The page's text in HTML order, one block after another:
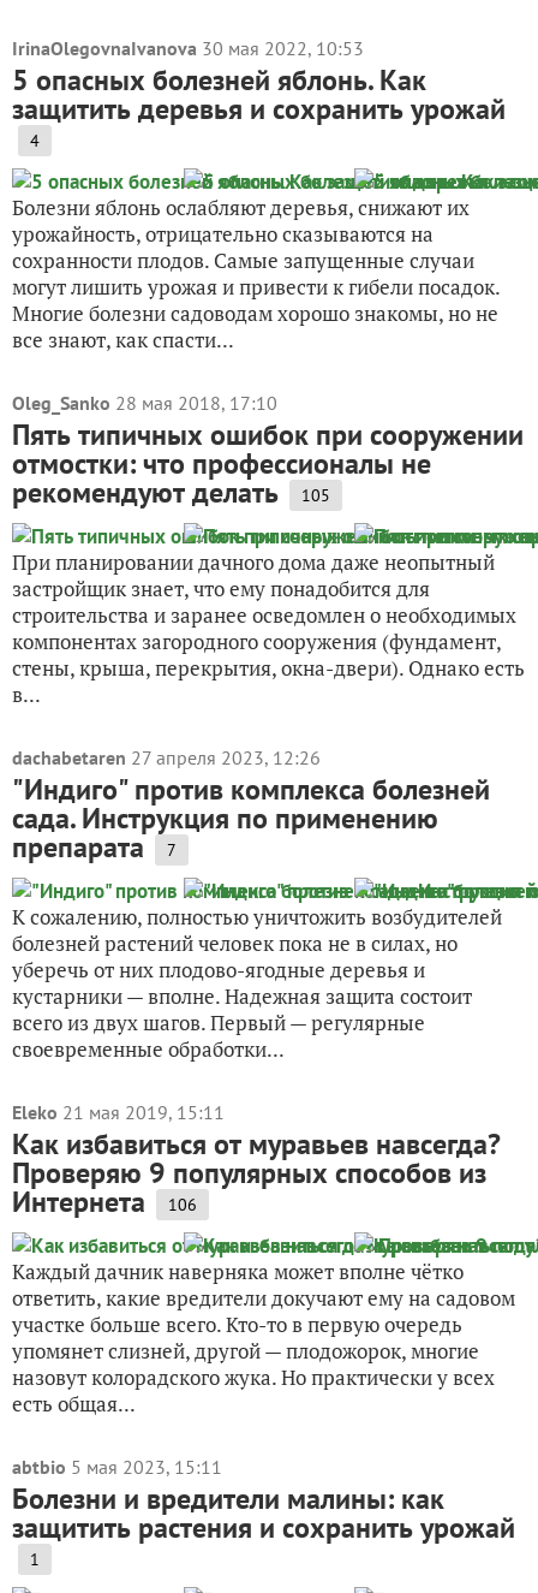
IrinaOlegovnaIvanova 30 мая 2022, 10:53
5 опасных болезней яблонь. Как
защитить деревья и сохранить урожай
4
Болезни яблонь ослабляют деревья, снижают их
урожайность, отрицательно сказываются на
сохранности плодов. Самые запущенные случаи
могут лишить урожая и привести к гибели посадок.
Многие болезни садоводам хорошо знакомы, но не
все знают, как спасти...
Oleg_Sanko 28 мая 2018, 17:10
Пять типичных ошибок при сооружении
отмостки: что профессионалы не
рекомендуют делать 105
При планировании дачного дома даже неопытный
застройщик знает, что ему понадобится для
строительства и заранее осведомлен о необходимых
компонентах загородного сооружения (фундамент,
стены, крыша, перекрытия, окна-двери). Однако есть
в...
dachabetaren 27 апреля 2023, 12:26
"Индиго" против комплекса болезней
сада. Инструкция по применению
препарата 7
К сожалению, полностью уничтожить возбудителей
болезней растений человек пока не в силах, но
уберечь от них плодово-ягодные деревья и
кустарники — вполне. Надежная защита состоит
всего из двух шагов. Первый — регулярные
своевременные обработки...
Eleko 21 мая 2019, 15:11
Как избавиться от муравьев навсегда?
Проверяю 9 популярных способов из
Интернета 106
Каждый дачник наверняка может вполне чётко
ответить, какие вредители докучают ему на садовом
участке больше всего. Кто-то в первую очередь
упомянет слизней, другой — плодожорок, многие
назовут колорадского жука. Но практически у всех
есть общая...
abtbio 5 мая 2023, 15:11
Болезни и вредители малины: как
защитить растения и сохранить урожай
1